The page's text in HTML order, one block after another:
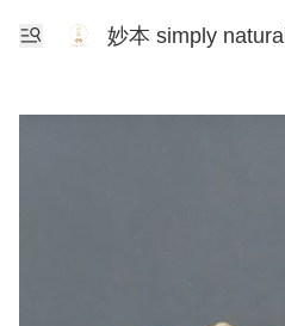
妙本 simply natural